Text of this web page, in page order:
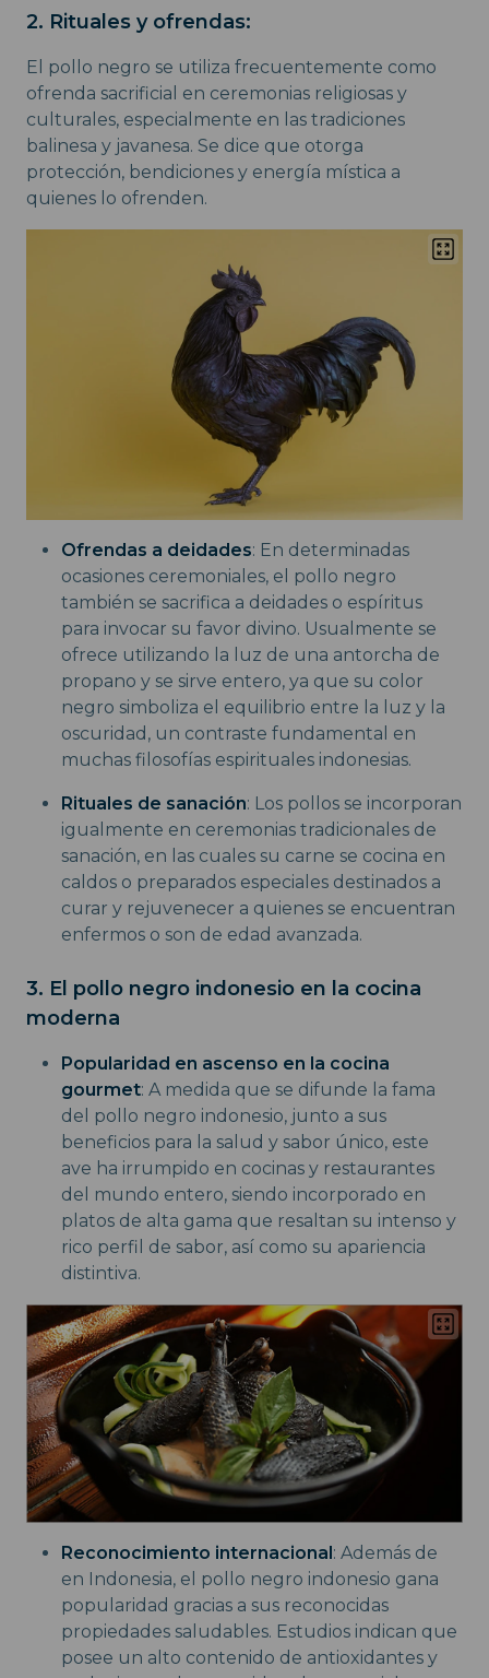
2. Rituales y ofrendas:
El pollo negro se utiliza frecuentemente como
ofrenda sacrificial en ceremonias religiosas y
culturales, especialmente en las tradiciones
balinesa y javanesa. Se dice que otorga
protección, bendiciones y energía mística a
quienes lo ofrenden.
Ofrendas a deidades: En determinadas
ocasiones ceremoniales, el pollo negro
también se sacrifica a deidades o espíritus
para invocar su favor divino. Usualmente se
ofrece utilizando la luz de una antorcha de
propano y se sirve entero, ya que su color
negro simboliza el equilibrio entre la luz y la
oscuridad, un contraste fundamental en
muchas filosofías espirituales indonesias.
Rituales de sanación: Los pollos se incorporan
igualmente en ceremonias tradicionales de
sanación, en las cuales su carne se cocina en
caldos o preparados especiales destinados a
curar y rejuvenecer a quienes se encuentran
enfermos o son de edad avanzada.
3. El pollo negro indonesio en la cocina
moderna
Popularidad en ascenso en la cocina
gourmet: A medida que se difunde la fama
del pollo negro indonesio, junto a sus
beneficios para la salud y sabor único, este
ave ha irrumpido en cocinas y restaurantes
del mundo entero, siendo incorporado en
platos de alta gama que resaltan su intenso y
rico perfil de sabor, así como su apariencia
distintiva.
Reconocimiento internacional : Además de
en Indonesia, el pollo negro indonesio gana
popularidad gracias a sus reconocidas
propiedades saludables. Estudios indican que
posee un alto contenido de antioxidantes y